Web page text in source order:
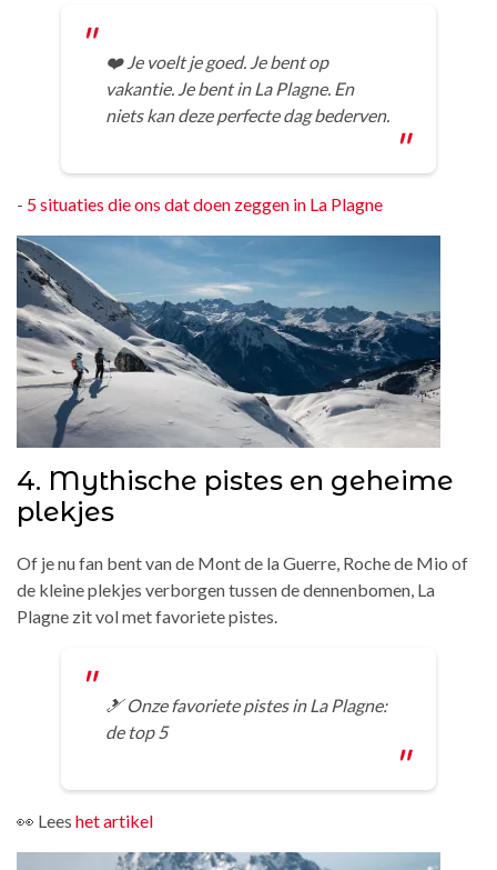
❤️ Je voelt je goed. Je bent op
vakantie. Je bent in La Plagne. En
niets kan deze perfecte dag bederven.
- 5 situaties die ons dat doen zeggen in La Plagne
4. Mythische pistes en geheime
plekjes
Of je nu fan bent van de Mont de la Guerre, Roche de Mio of
de kleine plekjes verborgen tussen de dennenbomen, La
Plagne zit vol met favoriete pistes.
🎿 Onze favoriete pistes in La Plagne:
de top 5
👀 Lees het artikel